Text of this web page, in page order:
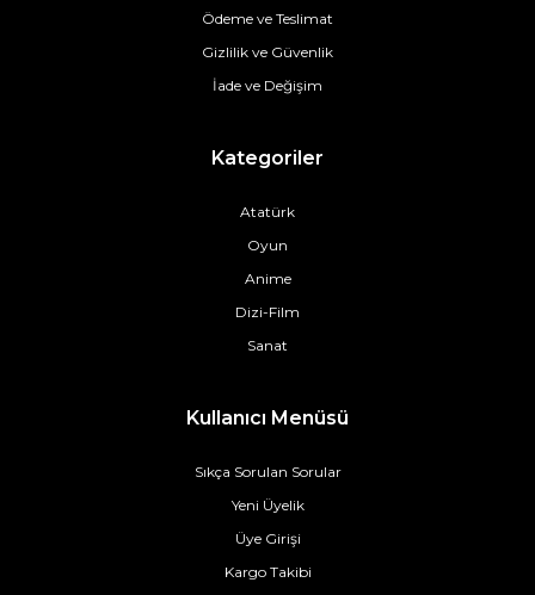
Ödeme ve Teslimat
Gizlilik ve Güvenlik
İade ve Değişim
Kategoriler
Atatürk
Oyun
Anime
Dizi-Film
Sanat
Kullanıcı Menüsü
Sıkça Sorulan Sorular
Yeni Üyelik
Üye Girişi
Kargo Takibi